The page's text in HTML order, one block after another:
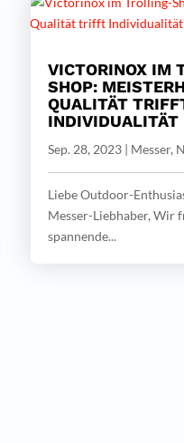
VICTORINOX IM
SHOP:
QUALITÄT
INDIVIDUALITÄT
Sep. 28, 2023| Messer,
Liebe Outdoor-
Messer-Liebhaber, Wir
spannende...